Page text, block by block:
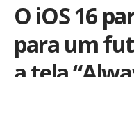
O iOS 16
para um
a tela